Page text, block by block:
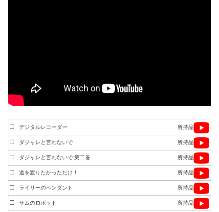
デジタルレコーダー 所持品
ダジャレと言わないで 所持品
ダジャレと言わないで 第二巻 所持品
道を渡りたかっただけ！ 所持品
ライリーのペンダント 所持品
サムのロボット 所持品